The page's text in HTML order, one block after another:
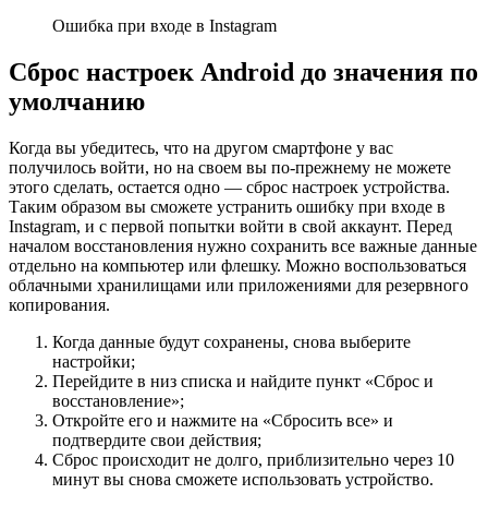
Ошибка при входе в Instagram
Сброс настроек Android до значения по
умолчанию
Когда вы убедитесь, что на другом смартфоне у вас
получилось войти, но на своем вы по-прежнему не можете
этого сделать, остается одно — сброс настроек устройства.
Таким образом вы сможете устранить ошибку при входе в
Instagram, и с первой попытки войти в свой аккаунт. Перед
началом восстановления нужно сохранить все важные данные
отдельно на компьютер или флешку. Можно воспользоваться
облачными хранилищами или приложениями для резервного
копирования.
Когда данные будут сохранены, снова выберите
настройки;
Перейдите в низ списка и найдите пункт «Сброс и
восстановление»;
Откройте его и нажмите на «Сбросить все» и
подтвердите свои действия;
Сброс происходит не долго, приблизительно через 10
минут вы снова сможете использовать устройство.